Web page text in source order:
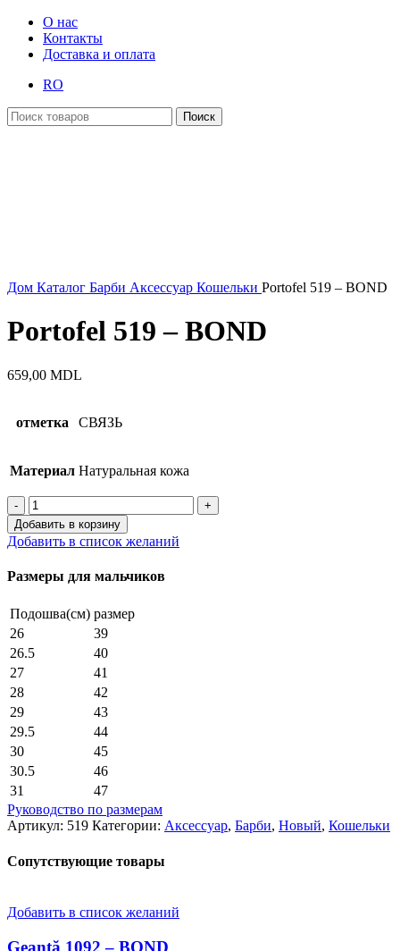
О нас
Контакты
Доставка и оплата
RO
Поиск
Дом Каталог Барби Аксессуар Кошельки Portofel 519 – BOND
Portofel 519 – BOND
659,00 MDL
отметка СВЯЗЬ
Материал Натуральная кожа
Количество
Portofel
519
-
Добавить в корзину
Добавить в список желаний
Размеры для мальчиков
Подошва(см) размер
26
39
26.5
40
27
41
28
42
29
43
29.5
44
30
45
30.5
46
31
47
Руководство по размерам
Артикул: 519 Категории: Аксессуар, Барби, Новый, Кошельки
Сопутствующие товары
Добавить в список желаний
Geantă 1092 – BOND